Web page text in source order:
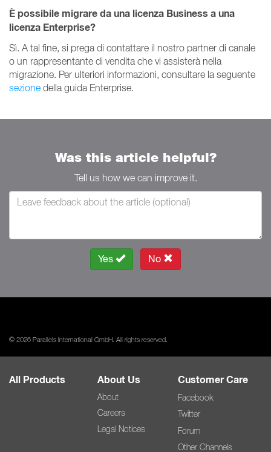
È possibile migrare da una licenza Business a una
licenza Enterprise?
Sì. A tal fine, si prega di contattare il nostro partner di canale
o un rappresentante di vendita che vi assisterà nella
migrazione. Per ulteriori informazioni, consultare la seguente
sezione della guida Enterprise.
Was this article helpful?
Tell us how we can improve it.
Yes No
© 2026 Parallels International GmbH. All rights reserved.
All Products About Us
About
Careers
Legal Notices
Customer Care
Facebook
Twitter
Forum
Other Channels